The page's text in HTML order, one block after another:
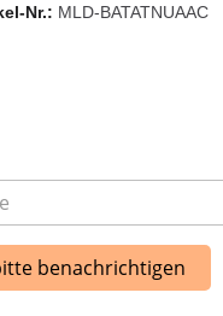
Nr. MLD-BATATNUAAC
benachrichtigen